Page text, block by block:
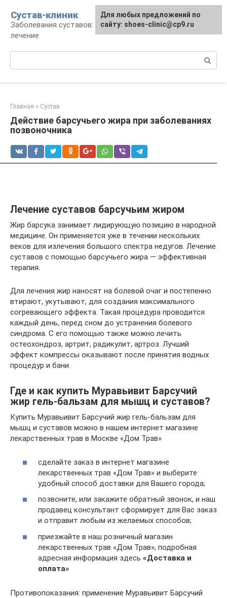
контенту
Сустав-клиник
Заболевания суставов: профилактика и
лечение
Главная » Сустав
Действие барсучьего жира при заболеваниях
позвоночника
Лечение суставов барсучьим жиром
Жир барсука занимает лидирующую позицию в народной
медицине. Он применяется уже в течении нескольких
веков для излечения большого спектра недугов. Лечение
суставов с помощью барсучьего жира — эффективная
терапия.
Для лечения жир наносят на болевой очаг и постепенно
втирают, укутывают, для создания максимального
согревающего эффекта. Такая процедура проводится
каждый день, перед сном до устранения болевого
синдрома. С его помощью также можно лечить
остеохондроз, артрит, радикулит, артроз. Лучший
эффект компрессы оказывают после принятия водных
процедур и бани.
Где и как купить Муравьивит Барсучий
жир гель-бальзам для мышц и суставов?
Купить Муравьивит Барсучий жир гель-бальзам для
мышц и суставов можно в нашем интернет магазине
лекарственных трав в Москве «Дом Трав»
сделайте заказ в интернет магазине
лекарственных трав «Дом Трав» и выберите
удобный способ доставки для Вашего города;
позвоните, или закажите обратный звонок, и наш
продавец консультант сформирует для Вас заказ
и отправит любым из желаемых способов;
приезжайте в наш розничный магазин
лекарственных трав «Дом Трав», подробная
адресная информация здесь «Доставка и
оплата»
Противопоказания: применение Муравьивит Барсучий
Для любых предложений по
сайту: shoes-clinic@cp9.ru